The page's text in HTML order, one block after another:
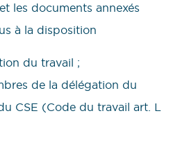
les documents annexés
à la disposition
du travail ;
de la délégation du
CSE (Code du travail art. L